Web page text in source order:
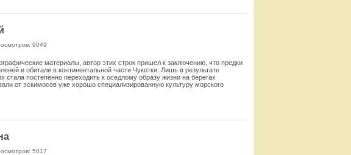
Смотреть
9049
материалы, автор этих строк пришел к заключению, что предки
и обитали в континентальной части Чукотки. Лишь в ре­зультате
стала постепенно переходить к оседлому образу жизни на берегах
от эскимосов уже хорошо специализированную культуру морского
5017